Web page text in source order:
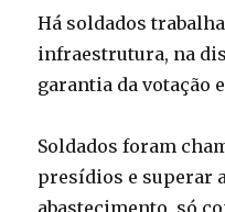
Há soldados
infraestrutura, na
garantia da votação
Soldados foram
presídios e superar
abastecimento, só